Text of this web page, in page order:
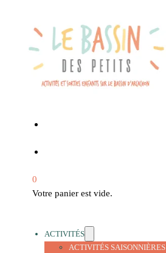
0
Votre panier est vide.
ACTIVITÉS
ACTIVITÉS SAISONNIÈRES